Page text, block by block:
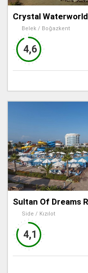
Crystal
Belek / Boğazkent
4,6
Sultan Of Dreams
Side / Kızılot
4,1